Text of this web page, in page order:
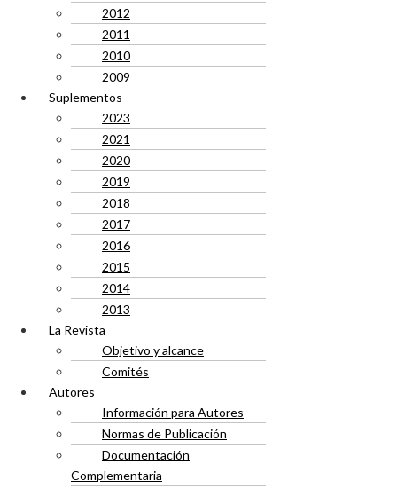
2012
2011
2010
2009
Suplementos
2023
2021
2020
2019
2018
2017
2016
2015
2014
2013
La Revista
Objetivo y alcance
Comités
Autores
Información para Autores
Normas de Publicación
Documentación
Complementaria